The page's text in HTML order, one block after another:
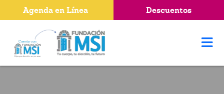
Agenda en Línea Descuentos